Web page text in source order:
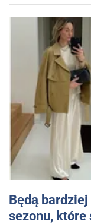
Będą
sezonu,